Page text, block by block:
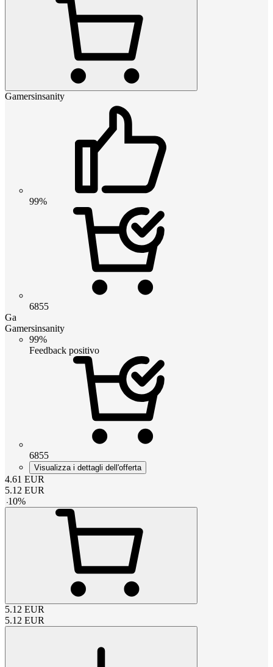
Gamersinsanity
99%
6855
Ga
Gamersinsanity
99%
Feedback positivo
6855
Visualizza i dettagli dell'offerta
4.61 EUR
5.12 EUR
-10%
5.12 EUR
5.12 EUR